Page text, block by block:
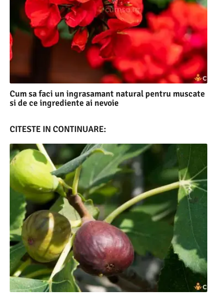
Cum sa faci un ingrasamant natural pentru muscate
si de ce ingrediente ai nevoie
CITESTE IN CONTINUARE: